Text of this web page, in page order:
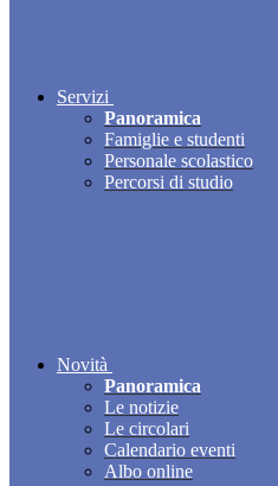
Servizi
Panoramica
Famiglie e studenti
Personale scolastico
Percorsi di studio
Novità
Panoramica
Le notizie
Le circolari
Calendario eventi
Albo online